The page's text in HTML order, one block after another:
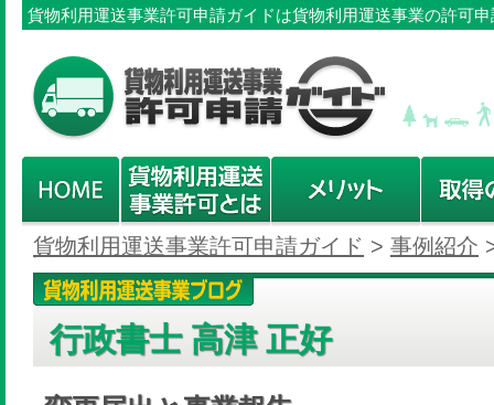
貨物利用運送事業許可申請ガイドは貨物利用運送事業の許可
貨物利用運送事業許可申請ガイド > 事例紹介
行政書士 高津 正好